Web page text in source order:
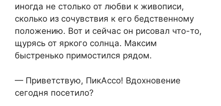
иногда не столько от любви к живописи,
сколько из сочувствия к его бедственному
положению. Вот и сейчас он рисовал что-то,
щурясь от яркого солнца. Максим
быстренько примостился рядом.
— Приветствую, ПикАссо! Вдохновение
сегодня посетило?